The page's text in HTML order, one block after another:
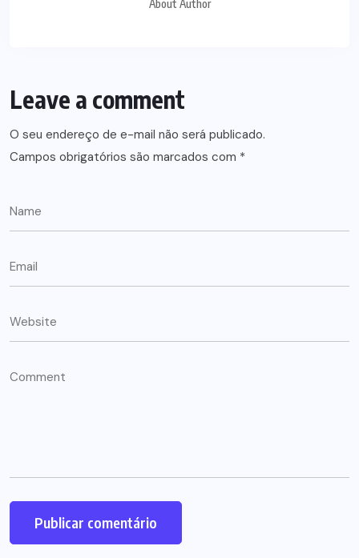
About Author
Leave a comment
O seu endereço de e-mail não será publicado.
Campos obrigatórios são marcados com *